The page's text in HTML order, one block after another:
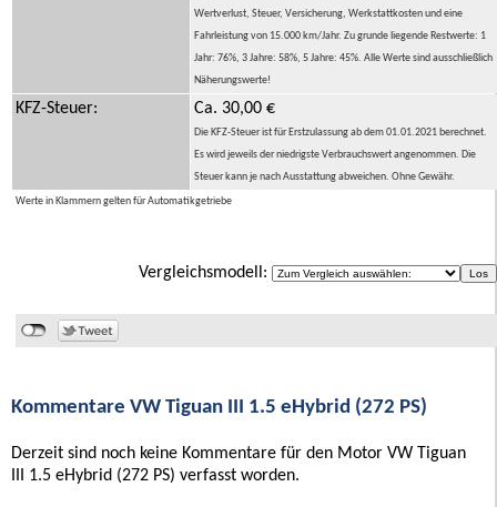
Wertverlust, Steuer, Versicherung, Werkstattkosten und eine
Fahrleistung von 15.000 km/Jahr. Zu grunde liegende Restwerte: 1
Jahr: 76%, 3 Jahre: 58%, 5 Jahre: 45%. Alle Werte sind ausschließlich
Näherungswerte!
KFZ-Steuer: Ca. 30,00 €
Die KFZ-Steuer ist für Erstzulassung ab dem 01.01.2021 berechnet.
Es wird jeweils der niedrigste Verbrauchswert angenommen. Die
Steuer kann je nach Ausstattung abweichen. Ohne Gewähr.
Werte in Klammern gelten für Automatikgetriebe
Vergleichsmodell:
Kommentare VW Tiguan III 1.5 eHybrid (272 PS)
Derzeit sind noch keine Kommentare für den Motor VW Tiguan
III 1.5 eHybrid (272 PS) verfasst worden.